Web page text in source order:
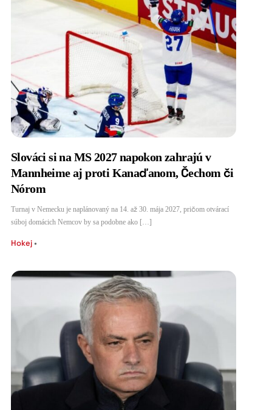
Slováci si na MS 2027 napokon zahrajú v
Mannheime aj proti Kanaďanom, Čechom či
Nórom
Turnaj v Nemecku je naplánovaný na 14. až 30. mája 2027, pričom otvárací
súboj domácich Nemcov by sa podobne ako […]
Hokej•